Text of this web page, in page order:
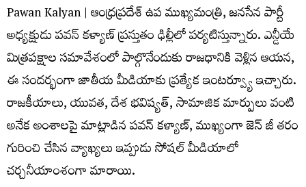
Pawan Kalyan | ఆంధ్రప్రదేశ్ ఉప ముఖ్యమంత్రి, జనసేన పార్టీ
అధ్యక్షుడు పవన్ కళ్యాణ్ ప్రస్తుతం ఢిల్లీలో పర్యటిస్తున్నారు. ఎన్డీయే
మిత్రపక్షాల సమావేశంలో పాల్గొనేందుకు రాజధానికి వెళ్లిన ఆయన,
ఈ సందర్భంగా జాతీయ మీడియాకు ప్రత్యేక ఇంటర్వ్యూ ఇచ్చారు.
రాజకీయాలు, యువత, దేశ భవిష్యత్, సామాజిక మార్పులు వంటి
అనేక అంశాలపై మాట్లాడిన పవన్ కళ్యాణ్, ముఖ్యంగా జెన్ జీ తరం
గురించి చేసిన వ్యాఖ్యలు ఇప్పుడు సోషల్ మీడియాలో
చర్చనీయాంశంగా మారాయి.